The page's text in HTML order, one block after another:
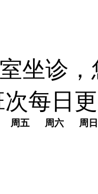
坐诊
每日
周五 周六 周日